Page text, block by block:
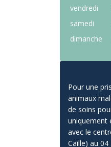
vendredi
samedi
dimanche
Pour une
animaux
de soins
uniquement
avec le
Caille) au